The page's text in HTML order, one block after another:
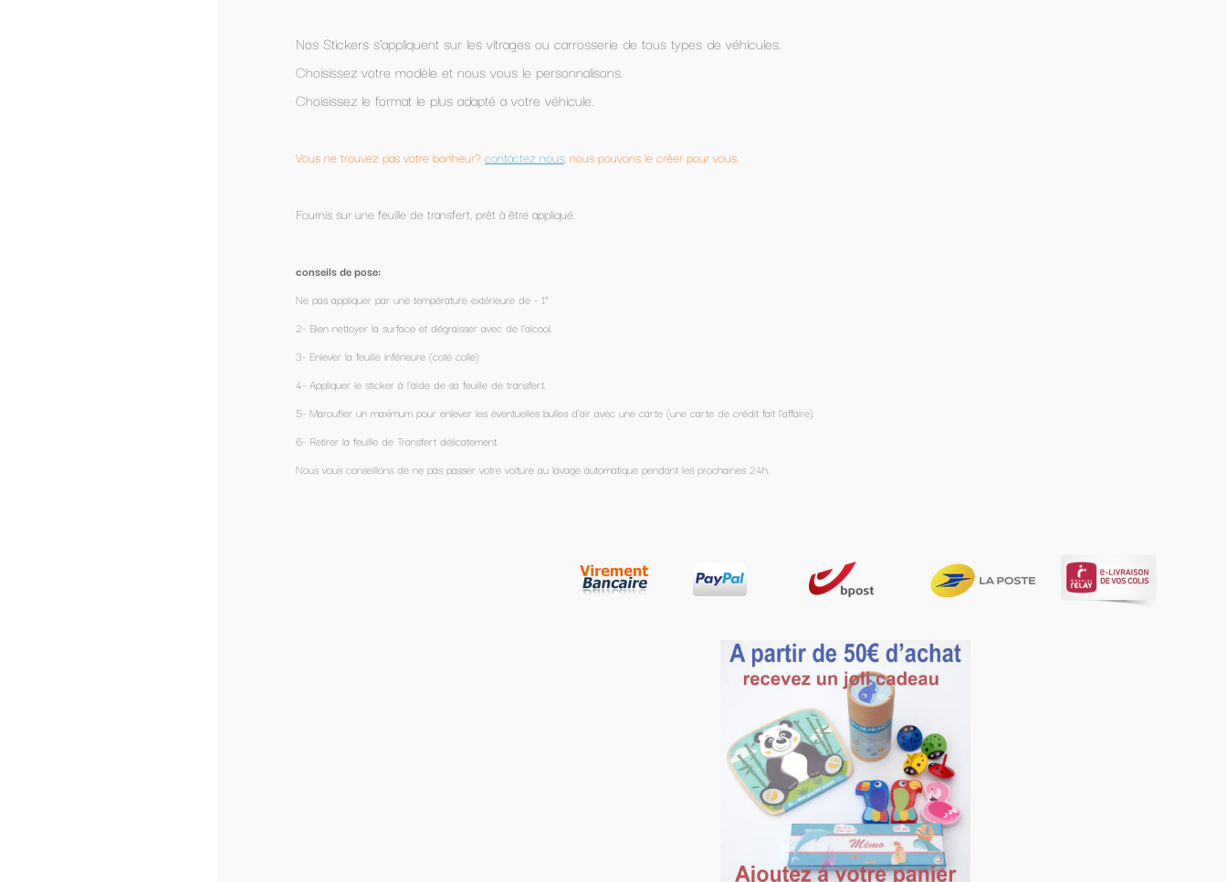
Nos Stickers s’appliquent sur les vitrages ou carrosserie de tous types de véhicules.
Choisissez votre modèle et nous vous le personnalisons.
Choisissez le format le plus adapté a votre véhicule.
contactez nous, nous pouvons le créer pour vous
Fournis sur une feuille de transfert, prêt à être appliqué.
Ne pas appliquer par une température extérieure de - 1°
2- Bien nettoyer la surface et dégraisser avec de l’alcool.
4- Appliquer le sticker à l'aide de sa feuille de transfert.
5- Maroufler un maximum pour enlever les éventuelles bulles d'air avec une carte (une carte de crédit fait l'affaire).
Nous vous conseillons de ne pas passer votre voiture au lavage automatique pendant les prochaines 24h.